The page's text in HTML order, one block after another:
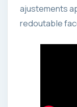
ajustements
redoutable